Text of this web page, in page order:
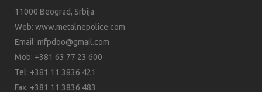
11000 Beograd, Srbija
Web: www.metalnepolice.com
Email: mfpdoo@gmail.com
Mob: +381 63 77 23 600
Tel: +381 11 3836 421
Fax: +381 11 3836 483